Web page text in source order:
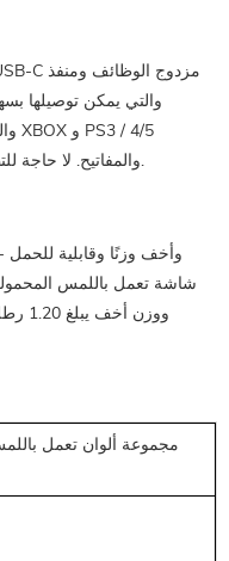
والمفاتيح. لا حاجة للتطبيق ، سائق ، فقط قم بالتوصيل والتشغيل.
وأخف وزنًا وقابلية